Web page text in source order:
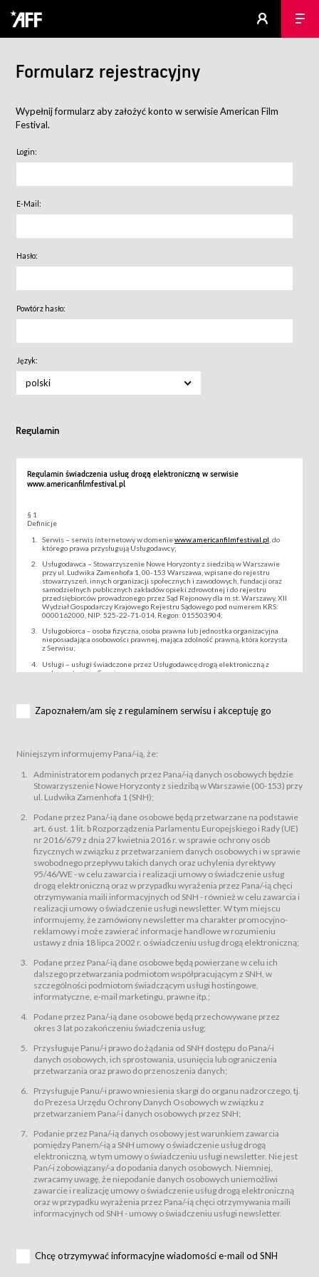
Formularz rejestracyjny
Wypełnij formularz aby założyć konto w serwisie American Film
Festival.
Login:
E-Mail:
Hasło:
Powtórz hasło:
Język:
polski
Regulamin
Regulamin świadczenia usług drogą elektroniczną w serwisie
www.americanfilmfestival.pl
§ 1
Definicje
Serwis – serwis internetowy w domeniewww.americanfilmfestival.pl , do
którego prawa przysługują Usługodawcy;
Usługodawca – Stowarzyszenie Nowe Horyzonty z siedzibą w Warszawie
przy ul. Ludwika Zamenhofa 1, 00-153 Warszawa, wpisane do rejestru
stowarzyszeń, innych organizacji społecznych i zawodowych, fundacji oraz
samodzielnych publicznych zakładów opieki zdrowotnej i do rejestru
przedsiębiorców prowadzonego przez Sąd Rejonowy dla m.st. Warszawy, XII
Wydział Gospodarczy Krajowego Rejestru Sądowego pod numerem KRS:
0000162000, NIP: 525-22-71-014, Regon: 015503904;
Usługobiorca – osoba fizyczna, osoba prawna lub jednostka organizacyjna
nieposiadająca osobowości prawnej, mająca zdolność prawną, która korzysta
z Serwisu;
Usługi – usługi świadczone przez Usługodawcę drogą elektroniczną z
wykorzystaniem Serwisu;
za pośrednictwem Serwisu;
podmiotom z branży mediów i filmowej (Akredytacje);
Bilety – wybrane dokumenty potwierdzające zawarcie umowy z
Usługodawcą i uprawniające do wzięcia udziału w Wydarzeniu,
przewidziane przez Usługodawcę dla danego Wydarzenia, tj. uprawniające
do uczestnictwa w wielu albo w pojedynczych seansach filmowych,
Sklep – sklep internetowy prowadzony przez Usługodawcę w Serwisie;
Regulamin – niniejszy regulamin.
§ 2
Postanowienia ogólne
Regulamin określa zasady:
świadczenia Usługobiorcom Usług przez Usługodawcę, z
zastrzeżeniem usług, o których mowa w ust. 2 pkt. 4 i 5 poniżej, których
zasady świadczenia precyzują odrębne regulaminy,
przetwarzania przez Usługodawcę danych osobowych Usługobiorców
będących osobami fizycznymi.
świadczy Usługi drogą elektroniczną w rozumieniu ustawy z dnia 18 lipca
2002 r. o świadczeniu usług drogą elektroniczną (Dz.U. z 2002 r., Nr 144, poz.
1204, z późń. zm.). Usługi świadczone są nieodpłatnie.
usługę przeglądania i odczytywania przez Usługobiorców materiałów
zamieszczanych w Serwisie,
usługę utrzymywania konta użytkownika w Serwisie,
usługę newsletter,
usługę zawierania na odległość umów nabycia Karnetów i Biletów,
usługę zawierania na odległość umów sprzedaży w Sklepie.
dnia 18 lipca 2002 r. o świadczeniu usług drogą elektroniczną (Dz.U. z 2002
r., Nr 144, poz. 1204, z późń. zm.). Usługi świadczone są nieodpłatnie.
Na zasadach określonych w Regulaminie dostęp do Serwisu jest otwarty dla
Usługobiorca przed rozpoczęciem korzystania z Serwisu jest zobowiązany
zapoznać się z Regulaminem. Założenie konta w Serwisie oraz zamówienie
usługi newsletter za pośrednictwem przeznaczonego do tego formularza
zamieszczonego na stronach Serwisu dostępnych dla wszystkich
Usługobiorców wymaga akceptacji postanowień Regulaminu.
Usługobiorca zobowiązany jest do przestrzegania postanowień Regulaminu
od chwili rozpoczęcia korzystania z Serwisu.
Regulamin jest udostępniony Usługobiorcom nieodpłatnie za
Warunki techniczne korzystania z Usług
Zapoznałem/am się z regulaminem serwisu i akceptuję go
Niniejszym informujemy Pana/-ią, że:
Administratorem podanych przez Pana/-ią danych osobowych będzie
Stowarzyszenie Nowe Horyzonty z siedzibą w Warszawie (00-153) przy
ul. Ludwika Zamenhofa 1 (SNH);
Podane przez Pana/-ią dane osobowe będą przetwarzane na podstawie
art. 6 ust. 1 lit. b Rozporządzenia Parlamentu Europejskiego i Rady (UE)
nr 2016/679 z dnia 27 kwietnia 2016 r. w sprawie ochrony osób
fizycznych w związku z przetwarzaniem danych osobowych i w sprawie
swobodnego przepływu takich danych oraz uchylenia dyrektywy
95/46/WE - w celu zawarcia i realizacji umowy o świadczenie usług
drogą elektroniczną oraz w przypadku wyrażenia przez Pana/-ią chęci
otrzymywania maili informacyjnych od SNH - również w celu zawarcia i
realizacji umowy o świadczenie usługi newsletter. W tym miejscu
informujemy, że zamówiony newsletter ma charakter promocyjno-
reklamowy i może zawierać informacje handlowe w rozumieniu
ustawy z dnia 18 lipca 2002 r. o świadczeniu usług drogą elektroniczną;
Podane przez Pana/-ią dane osobowe będą powierzane w celu ich
dalszego przetwarzania podmiotom współpracującym z SNH, w
szczególności podmiotom świadczącym usługi hostingowe,
informatyczne, e-mail marketingu, prawne itp.;
Podane przez Pana/-ią dane osobowe będą przechowywane przez
okres 3 lat po zakończeniu świadczenia usług;
Przysługuje Panu/-i prawo do żądania od SNH dostępu do Pana/-i
danych osobowych, ich sprostowania, usunięcia lub ograniczenia
przetwarzania oraz prawo do przenoszenia danych;
Przysługuje Panu/-i prawo wniesienia skargi do organu nadzorczego, tj.
do Prezesa Urzędu Ochrony Danych Osobowych w związku z
przetwarzaniem Pana/-i danych osobowych przez SNH;
Podanie przez Pana/-ią danych osobowy jest warunkiem zawarcia
pomiędzy Panem/-ią a SNH umowy o świadczenie usług drogą
elektroniczną, w tym umowy o świadczeniu usługi newsletter. Nie jest
Pan/-i zobowiązany/-a do podania danych osobowych. Niemniej,
zwracamy uwagę, że niepodanie danych osobowych uniemożliwi
zawarcie i realizację umowy o świadczenie usług drogą elektroniczną
oraz w przypadku wyrażenia przez Pana/-ią chęci otrzymywania maili
informacyjnych od SNH - umowy o świadczeniu usługi newsletter.
Chcę otrzymywać informacyjne wiadomości e-mail od SNH